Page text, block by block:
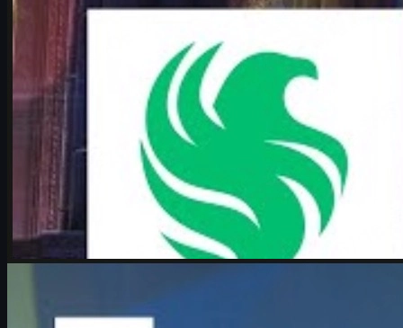
tarafından
Johnson
Counter-Strike 2Haziran 17, 2026
Boombl4 röportajı: Counter-Strike, kariyer ve CS2 cs
skins ekonomisi